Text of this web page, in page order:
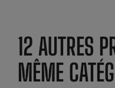
12 AUTRES
MÊME